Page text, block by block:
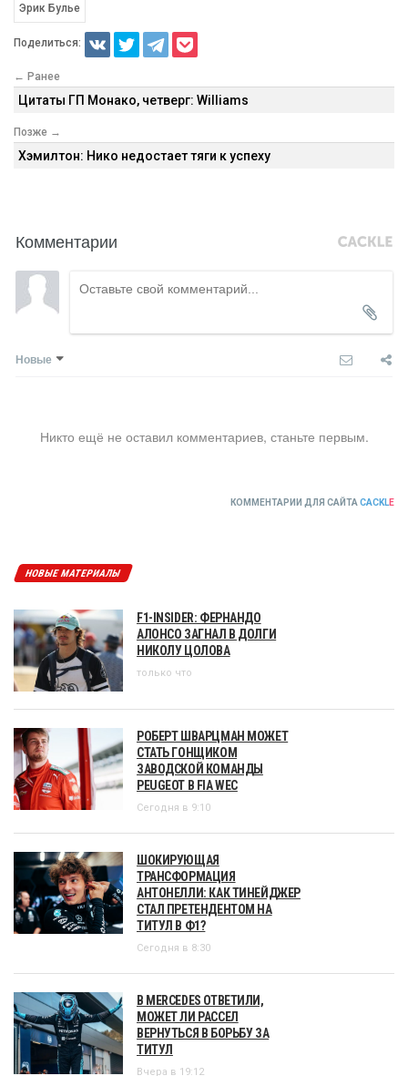
Эрик Булье
Поделиться:
← Ранее
Цитаты ГП Монако, четверг: Williams
Позже →
Хэмилтон: Нико недостает тяги к успеху
Комментарии
Новые
Никто ещё не оставил комментариев, станьте первым.
КОММЕНТАРИИ ДЛЯ САЙТА CACKLE
НОВЫЕ МАТЕРИАЛЫ
F1-INSIDER: ФЕРНАНДО
АЛОНСО ЗАГНАЛ В ДОЛГИ
НИКОЛУ ЦОЛОВА
только что
РОБЕРТ ШВАРЦМАН МОЖЕТ
СТАТЬ ГОНЩИКОМ
ЗАВОДСКОЙ КОМАНДЫ
PEUGEOT В FIA WEC
Сегодня в 9:10
ШОКИРУЮЩАЯ
ТРАНСФОРМАЦИЯ
АНТОНЕЛЛИ: КАК ТИНЕЙДЖЕР
СТАЛ ПРЕТЕНДЕНТОМ НА
ТИТУЛ В Ф1?
Сегодня в 8:30
В MERCEDES ОТВЕТИЛИ,
МОЖЕТ ЛИ РАССЕЛ
ВЕРНУТЬСЯ В БОРЬБУ ЗА
ТИТУЛ
Вчера в 19:12